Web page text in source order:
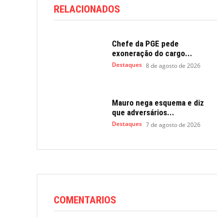
RELACIONADOS
Chefe da PGE pede
exoneração do cargo...
Destaques 8 de agosto de 2026
Mauro nega esquema e diz
que adversários...
Destaques 7 de agosto de 2026
COMENTARIOS